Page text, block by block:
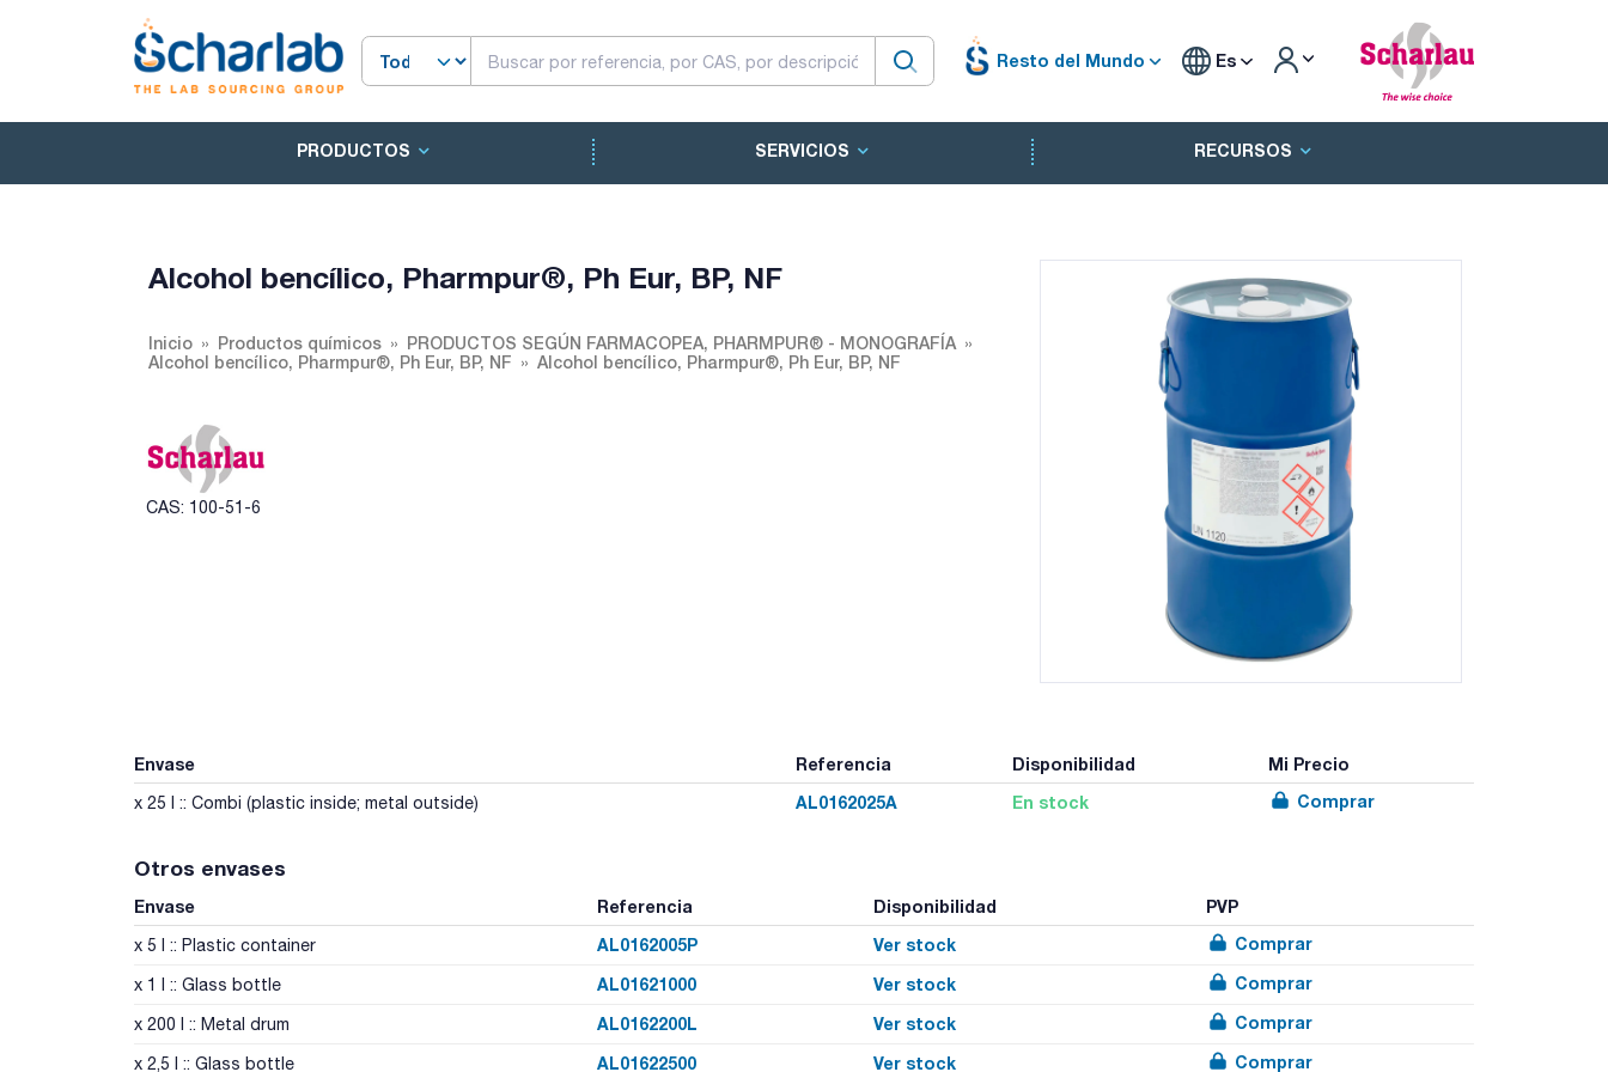
Resto del Mundo Es
PRODUCTOS SERVICIOS RECURSOS
Alcohol bencílico, Pharmpur®, Ph Eur, BP, NF
Inicio Productos químicos
PRODUCTOS SEGÚN FARMACOPEA, PHARMPUR® - MONOGRAFÍA
Alcohol bencílico, Pharmpur®, Ph Eur, BP, NF
Alcohol bencílico, Pharmpur®, Ph Eur, BP, NF
CAS: 100-51-6
Envase Referencia Disponibilidad Mi Precio
x 25 l :: Combi (plastic inside; metal outside) AL0162025A En stock Comprar
Otros envases
Envase Referencia Disponibilidad PVP
x 5 l :: Plastic container AL0162005P Ver stock Comprar
x 1 l :: Glass bottle AL01621000 Ver stock Comprar
x 200 l :: Metal drum AL0162200L Ver stock Comprar
x 2,5 l :: Glass bottle AL01622500 Ver stock Comprar